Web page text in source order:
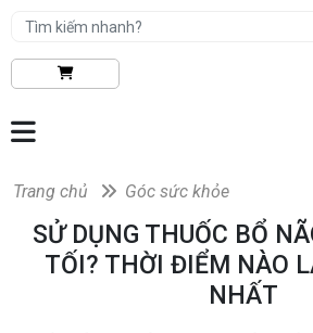
Trang chủ Góc sức khỏe
SỬ DỤNG THUỐC BỔ
TỐI? THỜI ĐIỂM NÀO
NHẤT